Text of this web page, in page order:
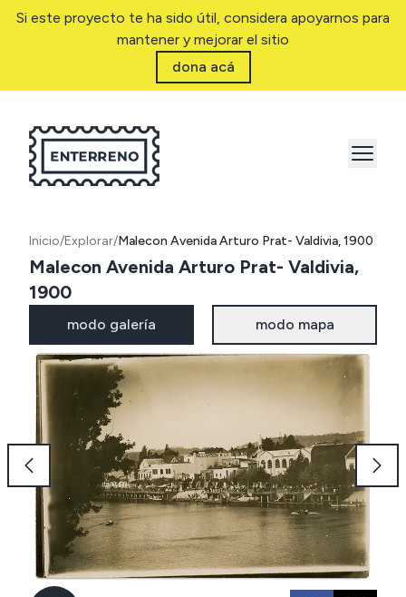
Si este proyecto te ha sido útil, considera apoyarnos para
mantener y mejorar el sitio
dona acá
Inicio/Explorar/Malecon Avenida Arturo Prat- Valdivia, 1900
Malecon Avenida Arturo Prat- Valdivia,
1900
modo galería modo mapa